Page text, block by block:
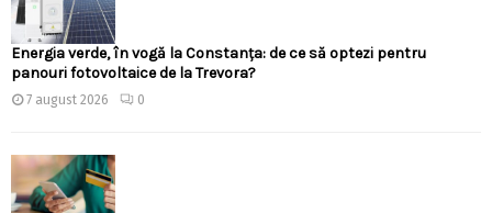
Energia verde, în vogă la Constanța: de ce să optezi pentru
panouri fotovoltaice de la Trevora?
7 august 2026 0